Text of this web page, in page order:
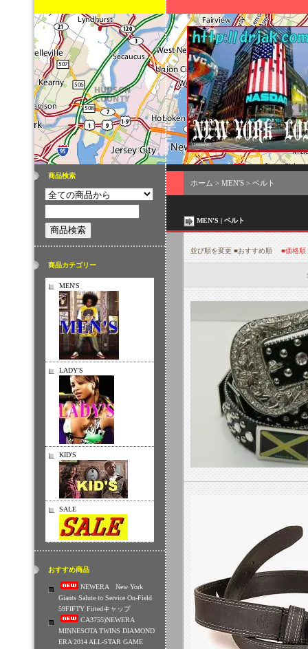
商品検索
商品カテゴリー
MEN'S
LADY'S
KID'S
SALE
おすすめ商品
NEWERA New York
Giants Salute to Service On-Field
59FIFTY Fittedキャップ
CA3755)NEWERA
MINNESOTA TWINS DIAMOND
ERA 2014 ALL-STAR GAME
ホーム > MEN'S > ベルト
MEN'S | ベルト
並び順を変更■おすすめ順 ■価格順